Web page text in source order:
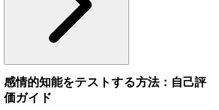
感情的知能をテストする方法：自己評
価ガイド